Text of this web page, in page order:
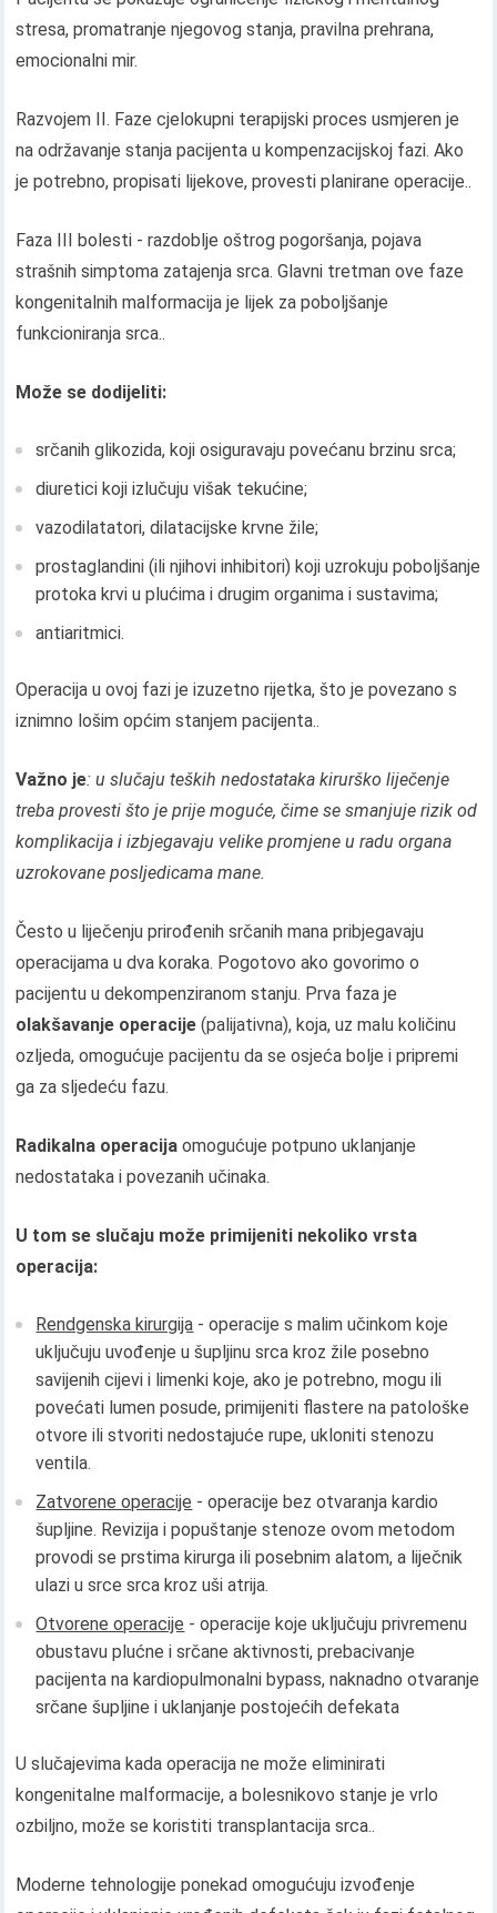
stresa, promatranje njegovog stanja, pravilna prehrana,
emocionalni mir.
Razvojem II. Faze cjelokupni terapijski proces usmjeren je
na održavanje stanja pacijenta u kompenzacijskoj fazi. Ako
je potrebno, propisati lijekove, provesti planirane operacije..
Faza III bolesti - razdoblje oštrog pogoršanja, pojava
strašnih simptoma zatajenja srca. Glavni tretman ove faze
kongenitalnih malformacija je lijek za poboljšanje
funkcioniranja srca..
Može se dodijeliti:
srčanih glikozida, koji osiguravaju povećanu brzinu srca;
diuretici koji izlučuju višak tekućine;
vazodilatatori, dilatacijske krvne žile;
prostaglandini (ili njihovi inhibitori) koji uzrokuju poboljšanje
protoka krvi u plućima i drugim organima i sustavima;
antiaritmici.
Operacija u ovoj fazi je izuzetno rijetka, što je povezano s
iznimno lošim općim stanjem pacijenta..
Važno je: u slučaju teških nedostataka kirurško liječenje
treba provesti što je prije moguće, čime se smanjuje rizik od
komplikacija i izbjegavaju velike promjene u radu organa
uzrokovane posljedicama mane.
Često u liječenju prirođenih srčanih mana pribjegavaju
operacijama u dva koraka. Pogotovo ako govorimo o
pacijentu u dekompenziranom stanju. Prva faza je
olakšavanje operacije (palijativna), koja, uz malu količinu
ozljeda, omogućuje pacijentu da se osjeća bolje i pripremi
ga za sljedeću fazu.
Radikalna operacijaomogućuje potpuno uklanjanje
nedostataka i povezanih učinaka.
U tom se slučaju može primijeniti nekoliko vrsta
operacija:
Rendgenska kirurgija - operacije s malim učinkom koje
uključuju uvođenje u šupljinu srca kroz žile posebno
savijenih cijevi i limenki koje, ako je potrebno, mogu ili
povećati lumen posude, primijeniti flastere na patološke
otvore ili stvoriti nedostajuće rupe, ukloniti stenozu
ventila.
Zatvorene operacije - operacije bez otvaranja kardio
šupljine. Revizija i popuštanje stenoze ovom metodom
provodi se prstima kirurga ili posebnim alatom, a liječnik
ulazi u srce srca kroz uši atrija.
Otvorene operacije - operacije koje uključuju privremenu
obustavu plućne i srčane aktivnosti, prebacivanje
pacijenta na kardiopulmonalni bypass, naknadno otvaranje
srčane šupljine i uklanjanje postojećih defekata
U slučajevima kada operacija ne može eliminirati
kongenitalne malformacije, a bolesnikovo stanje je vrlo
ozbiljno, može se koristiti transplantacija srca..
Moderne tehnologije ponekad omogućuju izvođenje